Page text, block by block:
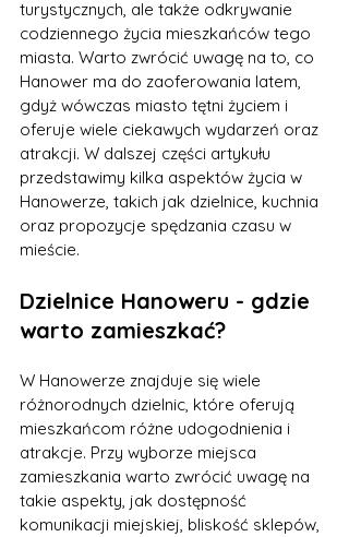
turystycznych, ale także odkrywanie
codziennego życia mieszkańców tego
miasta. Warto zwrócić uwagę na to, co
Hanower ma do zaoferowania latem,
gdyż wówczas miasto tętni życiem i
oferuje wiele ciekawych wydarzeń oraz
atrakcji. W dalszej części artykułu
przedstawimy kilka aspektów życia w
Hanowerze, takich jak dzielnice, kuchnia
oraz propozycje spędzania czasu w
mieście.
Dzielnice Hanoweru - gdzie
warto zamieszkać?
W Hanowerze znajduje się wiele
różnorodnych dzielnic, które oferują
mieszkańcom różne udogodnienia i
atrakcje. Przy wyborze miejsca
zamieszkania warto zwrócić uwagę na
takie aspekty, jak dostępność
komunikacji miejskiej, bliskość sklepów,